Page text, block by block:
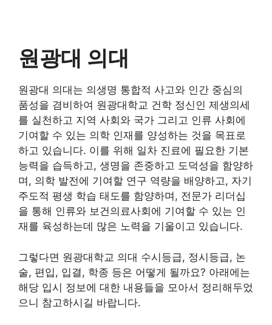
원광대 의대
원광대 의대는 의생명 통합적 사고와 인간 중심의
품성을 겸비하여 원광대학교 건학 정신인 제생의세
를 실천하고 지역 사회와 국가 그리고 인류 사회에
기여할 수 있는 의학 인재를 양성하는 것을 목표로
하고 있습니다. 이를 위해 일차 진료에 필요한 기본
능력을 습득하고, 생명을 존중하고 도덕성을 함양하
며, 의학 발전에 기여할 연구 역량을 배양하고, 자기
주도적 평생 학습 태도를 함양하며, 전문가 리더십
을 통해 인류와 보건의료사회에 기여할 수 있는 인
재를 육성하는데 많은 노력을 기울이고 있습니다.
그렇다면 원광대학교 의대 수시등급, 정시등급, 논
술, 편입, 입결, 학종 등은 어떻게 될까요? 아래에는
해당 입시 정보에 대한 내용들을 모아서 정리해두었
으니 참고하시길 바랍니다.